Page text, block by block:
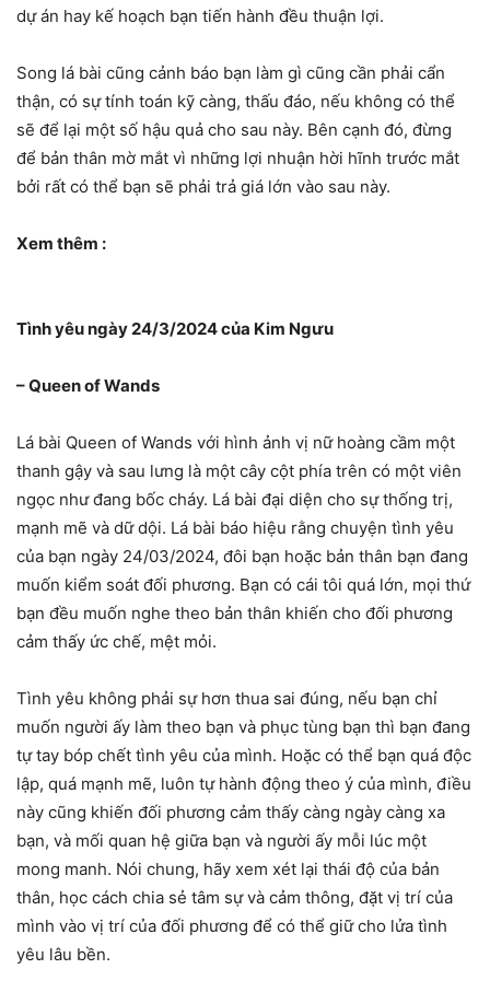
dự án hay kế hoạch bạn tiến hành đều thuận lợi.
Song lá bài cũng cảnh báo bạn làm gì cũng cần phải cẩn
thận, có sự tính toán kỹ càng, thấu đáo, nếu không có thể
sẽ để lại một số hậu quả cho sau này. Bên cạnh đó, đừng
để bản thân mờ mắt vì những lợi nhuận hời hĩnh trước mắt
bởi rất có thể bạn sẽ phải trả giá lớn vào sau này.
Xem thêm :
Tình yêu ngày 24/3/2024 của Kim Ngưu
– Queen of Wands
Lá bài Queen of Wands với hình ảnh vị nữ hoàng cầm một
thanh gậy và sau lưng là một cây cột phía trên có một viên
ngọc như đang bốc cháy. Lá bài đại diện cho sự thống trị,
mạnh mẽ và dữ dội. Lá bài báo hiệu rằng chuyện tình yêu
của bạn ngày 24/03/2024, đôi bạn hoặc bản thân bạn đang
muốn kiểm soát đối phương. Bạn có cái tôi quá lớn, mọi thứ
bạn đều muốn nghe theo bản thân khiến cho đối phương
cảm thấy ức chế, mệt mỏi.
Tình yêu không phải sự hơn thua sai đúng, nếu bạn chỉ
muốn người ấy làm theo bạn và phục tùng bạn thì bạn đang
tự tay bóp chết tình yêu của mình. Hoặc có thể bạn quá độc
lập, quá mạnh mẽ, luôn tự hành động theo ý của mình, điều
này cũng khiến đối phương cảm thấy càng ngày càng xa
bạn, và mối quan hệ giữa bạn và người ấy mỗi lúc một
mong manh. Nói chung, hãy xem xét lại thái độ của bản
thân, học cách chia sẻ tâm sự và cảm thông, đặt vị trí của
mình vào vị trí của đối phương để có thể giữ cho lửa tình
yêu lâu bền.